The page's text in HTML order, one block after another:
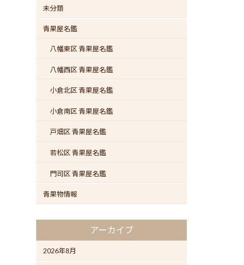
未分類
青果屋名鑑
八幡東区 青果屋名鑑
八幡西区 青果屋名鑑
小倉北区 青果屋名鑑
小倉南区 青果屋名鑑
戸畑区 青果屋名鑑
若松区 青果屋名鑑
門司区 青果屋名鑑
青果物情報
アーカイブ
2026年8月